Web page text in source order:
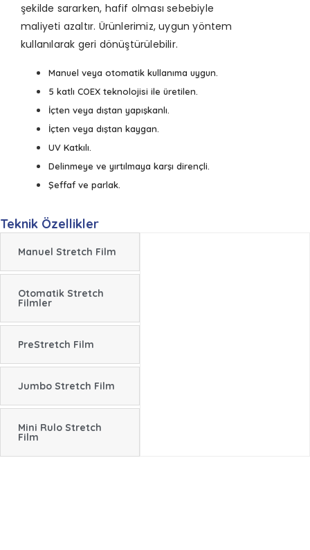
şekilde sararken, hafif olması sebebiyle
maliyeti azaltır. Ürünlerimiz, uygun yöntem
kullanılarak geri dönüştürülebilir.
Manuel veya otomatik kullanıma uygun.
5 katlı COEX teknolojisi ile üretilen.
İçten veya dıştan yapışkanlı.
İçten veya dıştan kaygan.
UV Katkılı.
Delinmeye ve yırtılmaya karşı dirençli.
Şeffaf ve parlak.
Teknik Özellikler
Manuel Stretch Film
Otomatik Stretch
Filmler
PreStretch Film
Jumbo Stretch Film
Mini Rulo Stretch
Film